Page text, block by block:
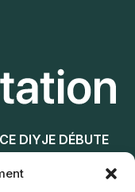
DIYJE DÉBUTE